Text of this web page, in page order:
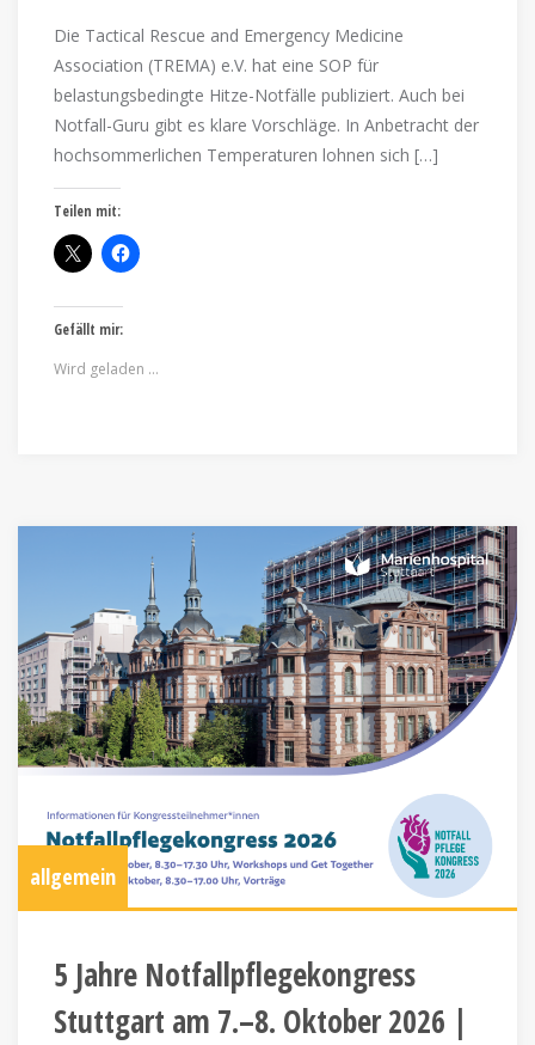
Die Tactical Rescue and Emergency Medicine
Association (TREMA) e.V. hat eine SOP für
belastungsbedingte Hitze-Notfälle publiziert. Auch bei
Notfall-Guru gibt es klare Vorschläge. In Anbetracht der
hochsommerlichen Temperaturen lohnen sich […]
Teilen mit:
Gefällt mir:
Wird geladen …
allgemein
5 Jahre Notfallpflegekongress
Stuttgart am 7.–8. Oktober 2026 |